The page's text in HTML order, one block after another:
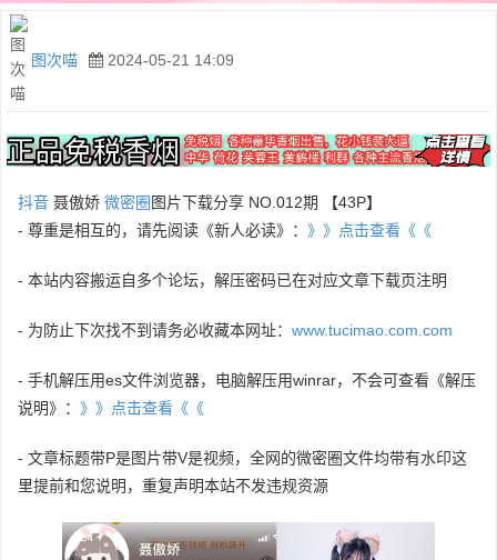
图次喵 2024-05-21 14:09
抖音 聂傲娇 微密圈 图片下载分享 NO.012期 【43P】
- 尊重是相互的，请先阅读《新人必读》： 》》点击查看《《
- 本站内容搬运自多个论坛，解压密码已在对应文章下载页注明
- 为防止下次找不到请务必收藏本网址： www.tucimao.com.com
- 手机解压用es文件浏览器，电脑解压用winrar，不会可查看《解压
说明》： 》》点击查看《《
- 文章标题带P是图片带V是视频，全网的微密圈文件均带有水印这
里提前和您说明，重复声明本站不发违规资源